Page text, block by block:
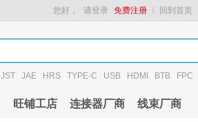
回到首页
您好， 请登录 免费注册
JST JAE HRS TYPE-C USB HDMI BTB FPC
旺铺工店 连接器厂商 线束厂商